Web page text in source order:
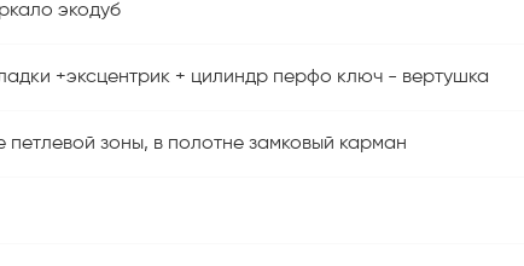
экодуб
+эксцентрик + цилиндр перфо ключ - вертушка
петлевой зоны, в полотне замковый карман